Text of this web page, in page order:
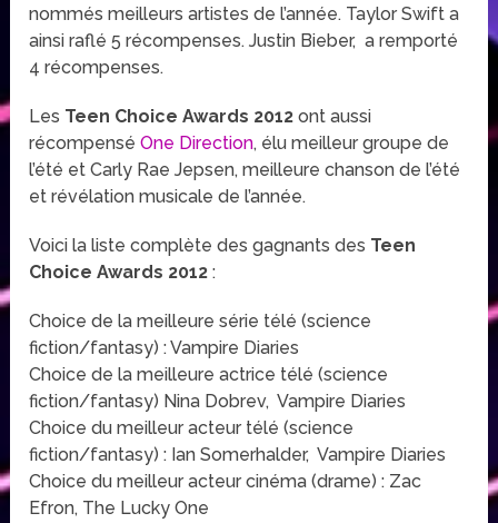
nommés meilleurs artistes de l’année. Taylor Swift a
ainsi raflé 5 récompenses. Justin Bieber, a remporté
4 récompenses.
Les Teen Choice Awards 2012ont aussi
récompenséOne Direction, élu meilleur groupe de
l’été et Carly Rae Jepsen, meilleure chanson de l’été
et révélation musicale de l’année.
Voici la liste complète des gagnants des Teen
Choice Awards 2012 :
Choice de la meilleure série télé (science
fiction/fantasy) : Vampire Diaries
Choice de la meilleure actrice télé (science
fiction/fantasy) Nina Dobrev, Vampire Diaries
Choice du meilleur acteur télé (science
fiction/fantasy) : Ian Somerhalder, Vampire Diaries
Choice du meilleur acteur cinéma (drame) : Zac
Efron, The Lucky One